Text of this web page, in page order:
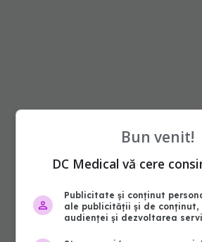
Bun venit!
DC Medical vă cere
Publicitate și conținut
ale publicității și de conținut,
audienței și dezvoltarea